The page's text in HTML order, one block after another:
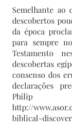
Semelhante ao
descobertos
da época
para sempre
Testamento
descobertas
consenso dos
declarações
http://
biblical-